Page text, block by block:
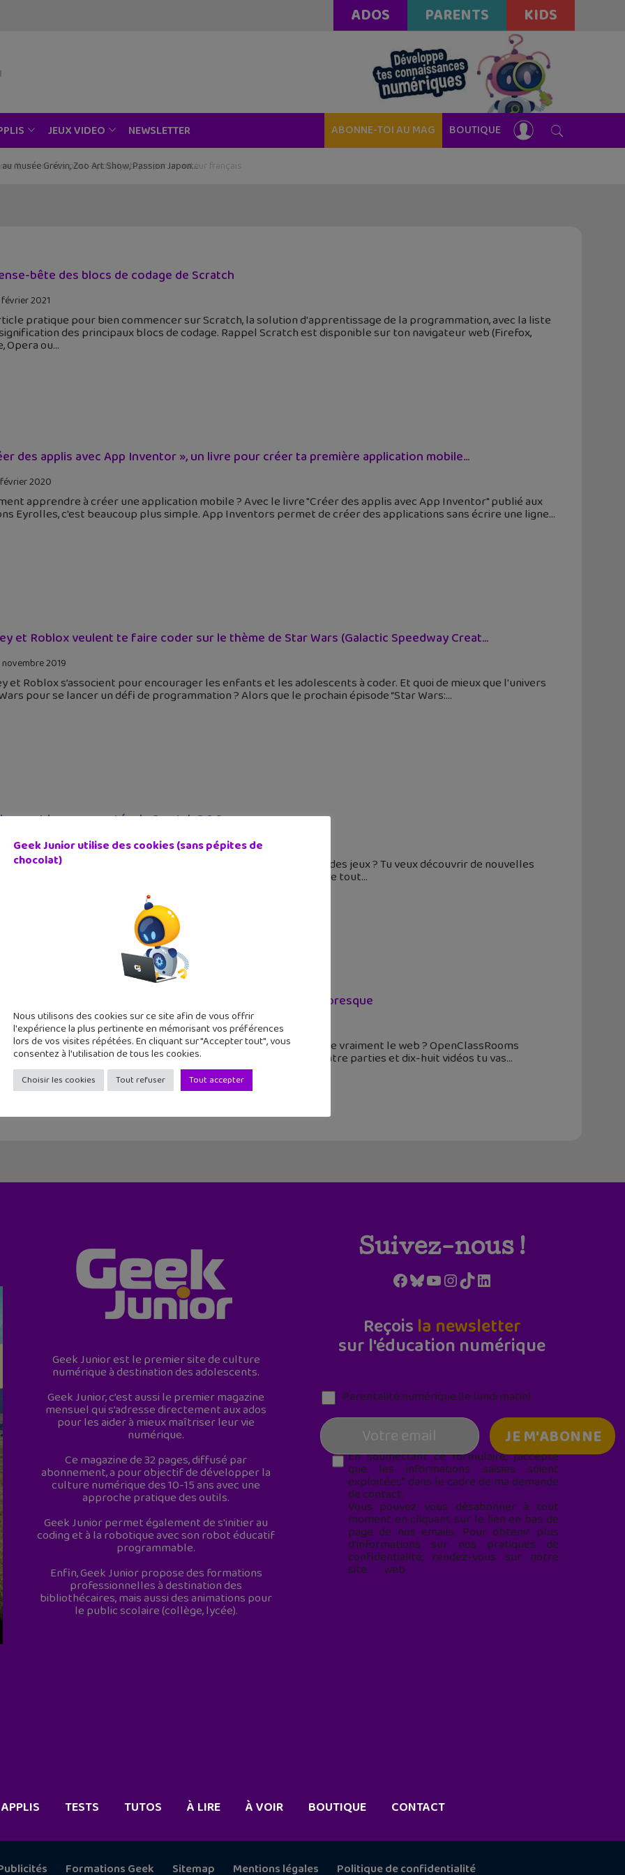
ADOS PARENTS KIDS
JEUX VIDEO NEWSLETTER ABONNE-TOI AU MAG BOUTIQUE
musée Grévin, Zoo Art Show, Passion Japon…
bête des blocs de codage de Scratch
2021
pratique pour bien commencer sur Scratch, la solution d'apprentissage de la programmation, avec la liste
des principaux blocs de codage. Rappel Scratch est disponible sur ton navigateur web (Firefox,
Opera ou
des applis avec App Inventor », un livre pour créer ta première application mobile...
février 2020
apprendre à créer une application mobile ? Avec le livre "Créer des applis avec App Inventor" publié aux
Eyrolles, c'est beaucoup plus simple. App Inventors permet de créer des applications sans écrire une ligne
et Roblox veulent te faire coder sur le thème de Star Wars (Galactic Speedway Creat...
novembre 2019
et Roblox s’associent pour encourager les enfants et les adolescents à coder. Et quoi de mieux que l'univers
pour se lancer un défi de programmation ? Alors que le prochain épisode “Star Wars:
sont les nouveautés de Scratch 3.0 ?
décembre 2018
déjà utilisé Scratch 2.0 pour créer des animations et programmer des jeux ? Tu veux découvrir de nouvelles
? Scratch 3.0 arrive le 2 janvier 2019 ! Depuis le temps que tout
le web : une formation vidéo qui t’explique tout ou presque
juillet 2016
est partout et pourtant on le connait si mal. Comment ça marche vraiment le web ? OpenClassRooms
une formation vidéo pour tout comprendre ou presque. En quatre parties et dix-huit vidéos tu vas
Geek Junior est le premier site de culture
numérique à destination des adolescents.
Geek Junior, c’est aussi le premier magazine
mensuel qui s’adresse directement aux ados
pour les aider à mieux maîtriser leur vie
numérique.
Ce magazine de 32 pages, diffusé par
abonnement, a pour objectif de développer la
culture numérique des 10-15 ans avec une
approche pratique des outils.
Geek Junior permet également de s'initier au
coding et à la robotique avec son robot éducatif
programmable.
Enfin, Geek Junior propose des formations
professionnelles à destination des
bibliothécaires, mais aussi des animations pour
le public scolaire (collège, lycée).
Suivez-nous !
Facebook
Bluesky
YouTube
Instagram
TikTokLinkedIn
Reçois la newsletter
sur l'éducation numérique
Parentalité numérique (le lundi matin)
En soumettant ce formulaire, j’accepte
que les informations saisies soient
exploitées* dans le cadre de ma demande
de contact.
Vous pouvez vous désabonner à tout
moment en cliquant sur le lien en bas de
page de nos emails. Pour obtenir plus
d'informations sur nos pratiques de
confidentialité, rendez-vous sur notre
site web
Geek Junior utilise des cookies (sans pépites de
chocolat)
Nous utilisons des cookies sur ce site afin de vous offrir
l'expérience la plus pertinente en mémorisant vos préférences
lors de vos visites répétées. En cliquant sur "Accepter tout", vous
consentez à l'utilisation de tous les cookies.
Choisir les cookies Tout refuser Tout accepter
APPLIS TESTS TUTOS À LIRE À VOIR BOUTIQUE CONTACT
Formations Geek Sitemap Mentions légales Politique de confidentialité